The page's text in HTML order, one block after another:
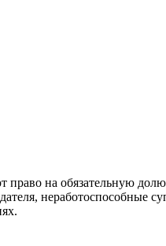
на обязательную
неработоспособные